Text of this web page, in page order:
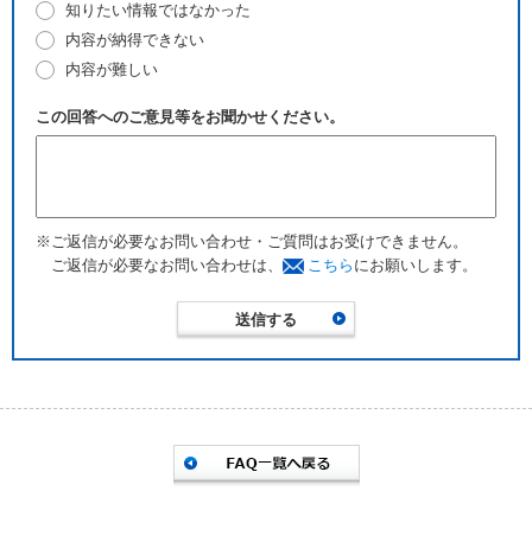
知りたい情報ではなかった
内容が納得できない
内容が難しい
この回答へのご意見等をお聞かせください。
※ご返信が必要なお問い合わせ・ご質問はお受けできません。
ご返信が必要なお問い合わせは、
こちら にお願いします。